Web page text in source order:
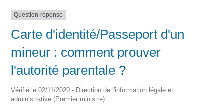
Question-réponse
Carte d'identité/Passeport d'un
mineur : comment prouver
l'autorité parentale ?
Vérifié le 02/11/2020 - Direction de l'information légale et
administrative (Premier ministre)